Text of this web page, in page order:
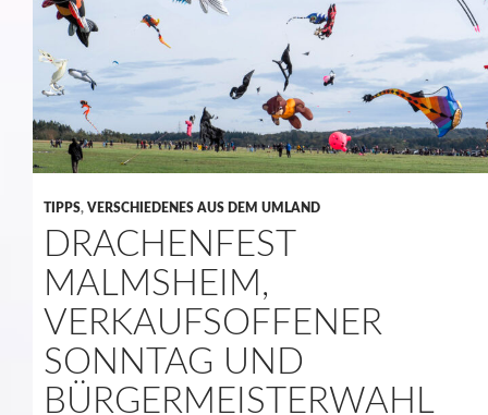
TIPPS, VERSCHIEDENES AUS DEM UMLAND
DRACHENFEST
MALMSHEIM,
VERKAUFSOFFENER
SONNTAG UND
BÜRGERMEISTERWAHL